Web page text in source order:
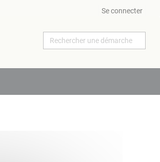
Se connecter